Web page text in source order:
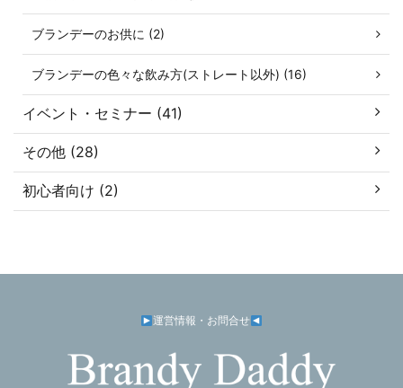
ブランデーのお供に (2)
ブランデーの色々な飲み方(ストレート以外) (16)
イベント・セミナー (41)
その他 (28)
初心者向け (2)
運営情報・お問合せ